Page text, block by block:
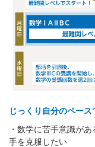
じっくり自分のペー
・数学に苦手意識が
手を克服したい